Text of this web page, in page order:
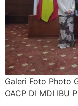
Galeri Foto Photo
OACP DI MDI IBU